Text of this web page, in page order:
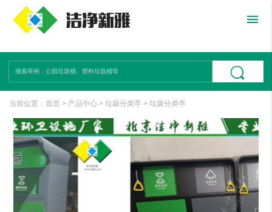
menu
当前位置： 首页> 产品中心> 垃圾分类亭> 垃圾分类亭